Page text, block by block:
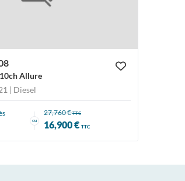
Allure
| Diesel
ou
27,760 €TTC
16,900 € TTC